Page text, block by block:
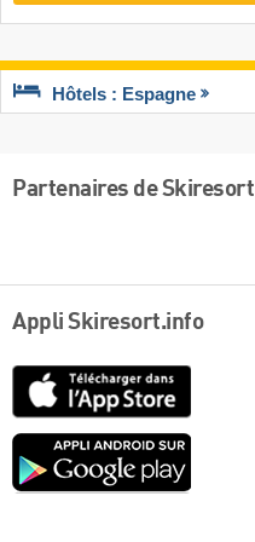
Hôtels : Espagne
Partenaires de Skiresort
Appli Skiresort.info
Google